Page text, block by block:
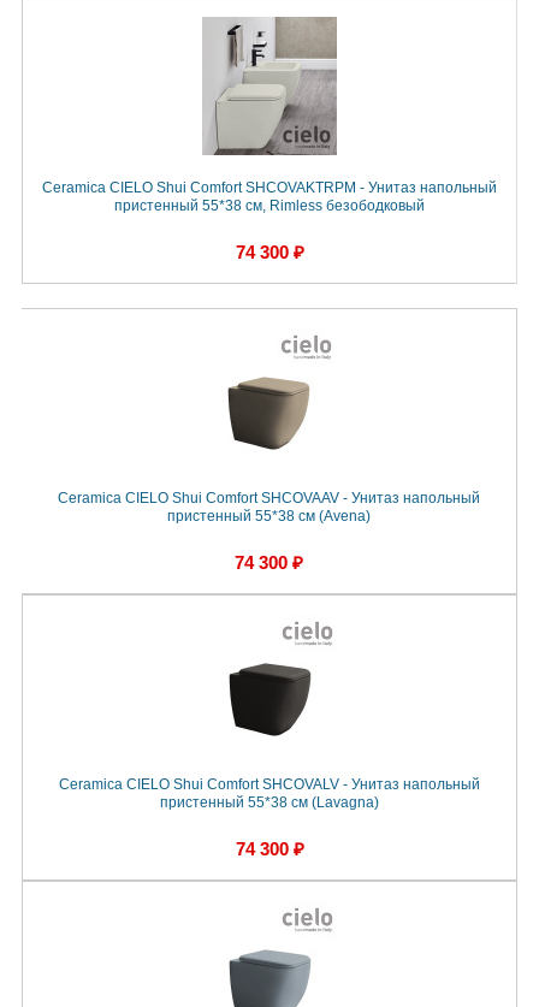
Ceramica CIELO Shui Comfort SHCOVAKTRPM - Унитаз напольный
пристенный 55*38 см, Rimless безободковый
74 300 ₽
Ceramica CIELO Shui Comfort SHCOVAAV - Унитаз напольный
пристенный 55*38 см (Avena)
74 300 ₽
Ceramica CIELO Shui Comfort SHCOVALV - Унитаз напольный
пристенный 55*38 см (Lavagna)
74 300 ₽